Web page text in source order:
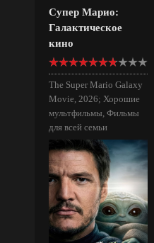
Супер Марио:
Галактическое
кино
The Super Mario Galaxy
Movie, 2026; Хорошие
мультфильмы, Фильмы
для всей семьи